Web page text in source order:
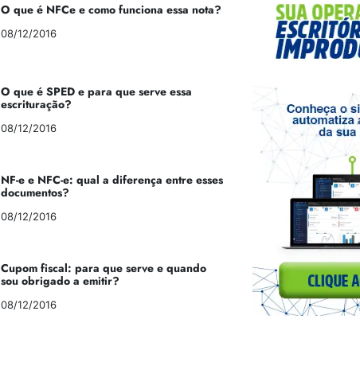
O que é NFCe e como funciona essa nota?
08/12/2016
O que é SPED e para que serve essa
escrituração?
08/12/2016
NF-e e NFC-e: qual a diferença entre esses
documentos?
08/12/2016
Cupom fiscal: para que serve e quando
sou obrigado a emitir?
08/12/2016